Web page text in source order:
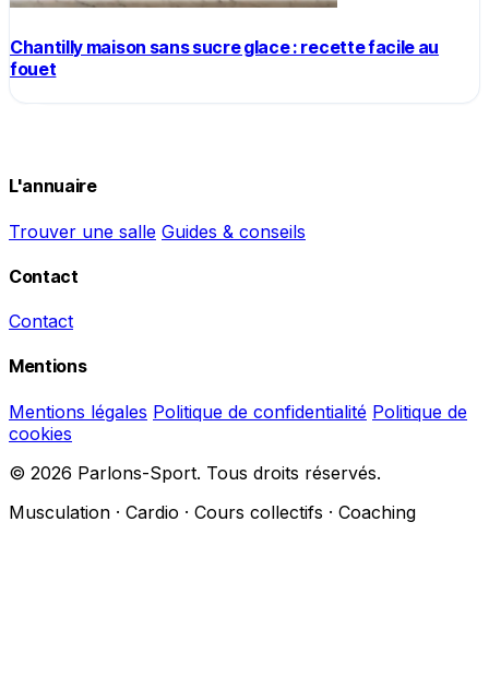
Chantilly maison sans sucre glace : recette facile au
fouet
L'annuaire
Trouver une salle Guides & conseils
Contact
Contact
Mentions
Mentions légales Politique de confidentialité Politique de
cookies
© 2026 Parlons-Sport. Tous droits réservés.
Musculation · Cardio · Cours collectifs · Coaching